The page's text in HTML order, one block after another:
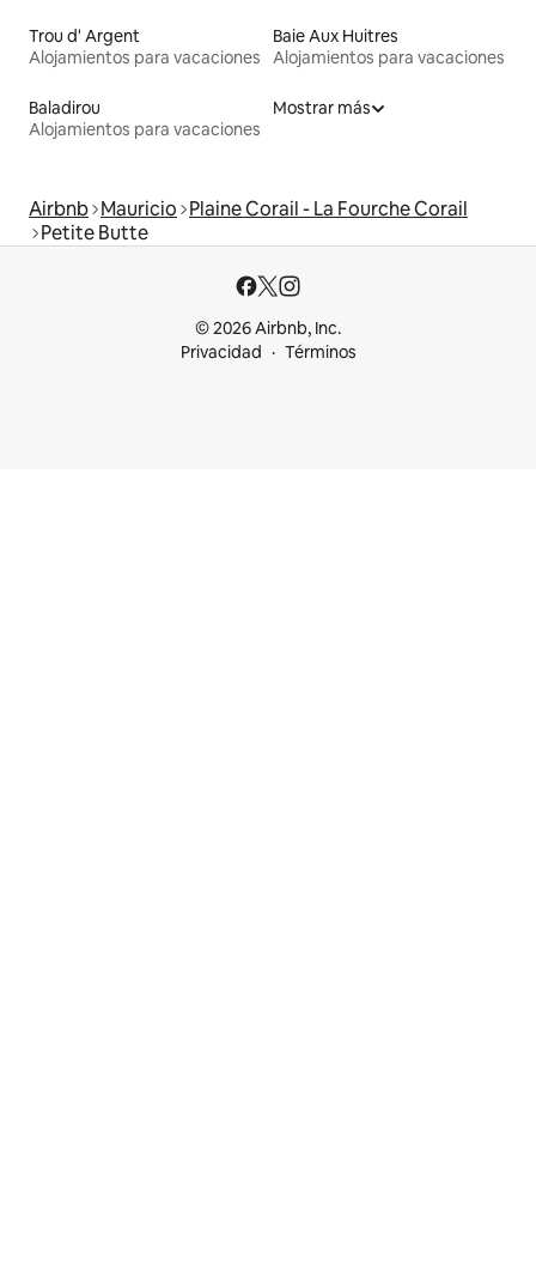
Trou d' Argent
Alojamientos para vacaciones
Baie Aux Huitres
Alojamientos para vacaciones
Baladirou
Alojamientos para vacaciones
Mostrar más
Airbnb Mauricio Plaine Corail - La Fourche Corail
Petite Butte
© 2026 Airbnb, Inc.
Privacidad
Términos